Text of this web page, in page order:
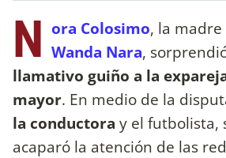
N ora Colosimo, la madre
Wanda Nara,
llamativo guiño a la
mayor. En medio de la
la conductora y el futbolista,
acaparó la atención de las